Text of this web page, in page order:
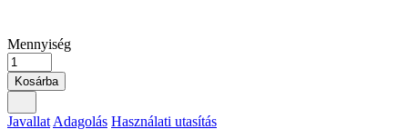
Mennyiség
Kosárba
Javallat Adagolás Használati utasítás